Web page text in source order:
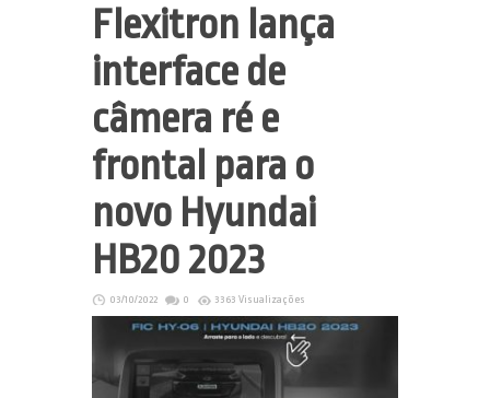
Flexitron lança
interface de
câmera ré e
frontal para o
novo Hyundai
HB20 2023
03/10/2022 0 3363 Visualizações